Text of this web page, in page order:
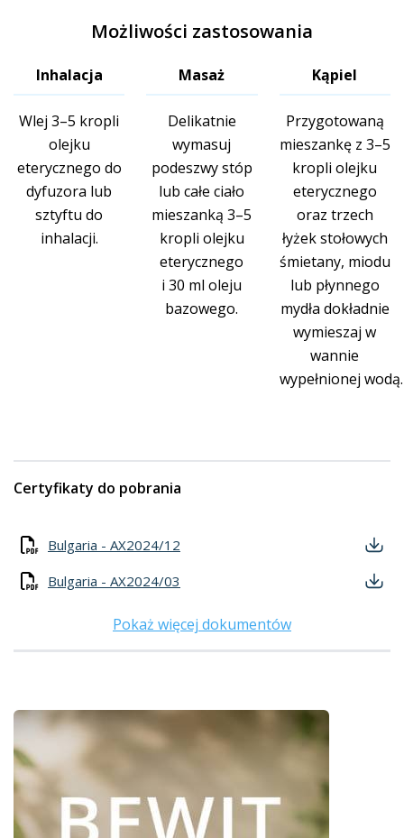
Możliwości zastosowania
Inhalacja
Wlej 3–5 kropli
olejku
eterycznego do
dyfuzora lub
sztyftu do
inhalacji.
Masaż
Delikatnie
wymasuj
podeszwy stóp
lub całe ciało
mieszanką 3–5
kropli olejku
eterycznego
i 30 ml oleju
bazowego.
Kąpiel
Przygotowaną
mieszankę z 3–5
kropli olejku
eterycznego
oraz trzech
łyżek stołowych
śmietany, miodu
lub płynnego
mydła dokładnie
wymieszaj w
wannie
wypełnionej wodą.
Certyfikaty do pobrania
Bulgaria - AX2024/12
Bulgaria - AX2024/03
Pokaż więcej dokumentów